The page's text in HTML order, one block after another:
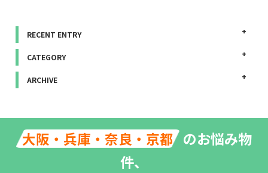
RECENT ENTRY
CATEGORY
ARCHIVE
大阪・兵庫・奈良・京都 のお悩み物
件、